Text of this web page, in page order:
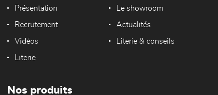
Présentation Le showroom
Recrutement Actualités
Vidéos Literie & conseils
Literie
Nos produits